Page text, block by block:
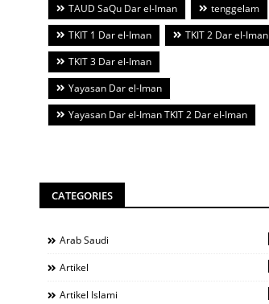
TAUD SaQu Dar el-Iman
tenggelam
TKIT 1 Dar el-Iman
TKIT 2 Dar el-Iman
TKIT 3 Dar el-Iman
Yayasan Dar el-Iman
Yayasan Dar el-Iman TKIT 2 Dar el-Iman
CATEGORIES
Arab Saudi
Artikel
Artikel Islami